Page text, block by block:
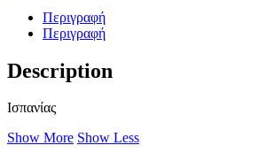
Περιγραφή
Περιγραφή
Description
Ισπανίας
Show More Show Less